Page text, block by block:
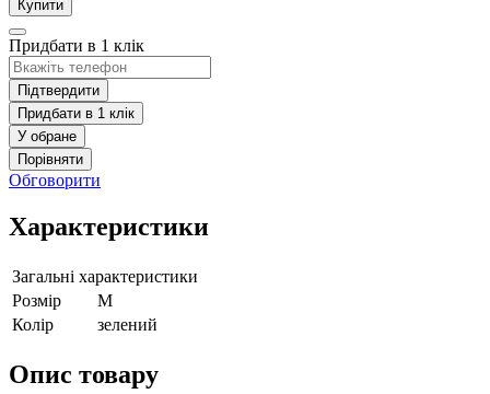
Купити
Придбати в 1 клік
Підтвердити
Придбати в 1 клік
У обране
Порівняти
Обговорити
Характеристики
Загальні характеристики
Розмір
M
Колір
зелений
Опис товару